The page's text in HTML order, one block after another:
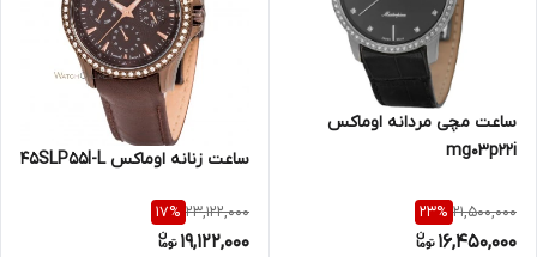
ساعت مچی مردانه اوماکس
mg03p22i
21,500,000
23%
16,450,000
ساعت زنانه اوماکس 45SLP55I-L
23,122,000
17%
19,122,000